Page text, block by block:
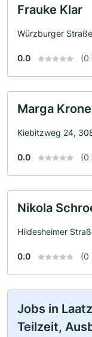
Frauke Klar
Würzburger
0.0 (0
Marga
Kiebitzweg 24,
0.0 (0
Nikola
Hildesheimer
0.0 (0
Jobs in
Teilzeit,